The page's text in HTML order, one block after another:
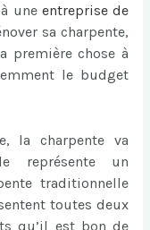
une entreprise de
sa charpente,
première chose à
le budget
la charpente va
représente un
traditionnelle
toutes deux
qu’il est bon de